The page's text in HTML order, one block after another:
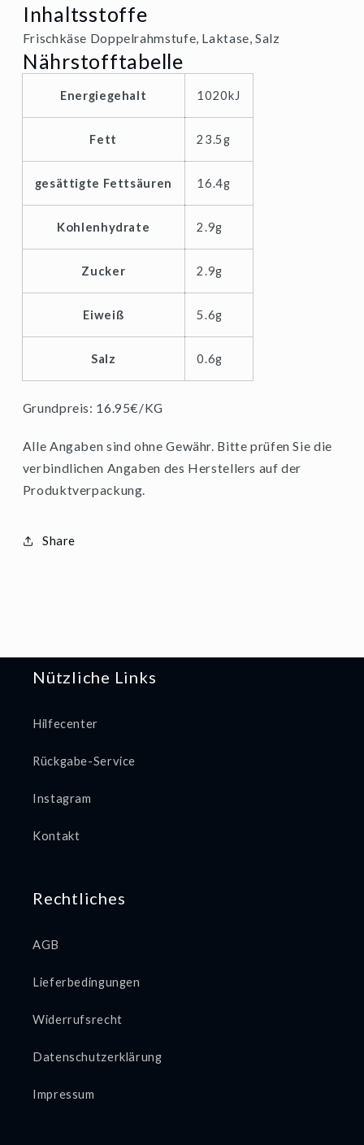
Menge
für
MinusL
Frischkäse
Fett
i.Tr.200g
Menge
für
MinusL
Fett
i.Tr.200g
Inhaltsstoffe
Frischkäse Doppelrahmstufe, Laktase, Salz
Nährstofftabelle
Energiegehalt 1020kJ
Fett 23.5g
gesättigte Fettsäuren 16.4g
Kohlenhydrate 2.9g
Zucker 2.9g
Eiweiß 5.6g
Salz 0.6g
Grundpreis: 16.95€/KG
Alle Angaben sind ohne Gewähr. Bitte prüfen Sie die
verbindlichen Angaben des Herstellers auf der
Produktverpackung.
Share
Nützliche Links
Hilfecenter
Rückgabe-Service
Instagram
Kontakt
Rechtliches
AGB
Lieferbedingungen
Widerrufsrecht
Datenschutzerklärung
Impressum